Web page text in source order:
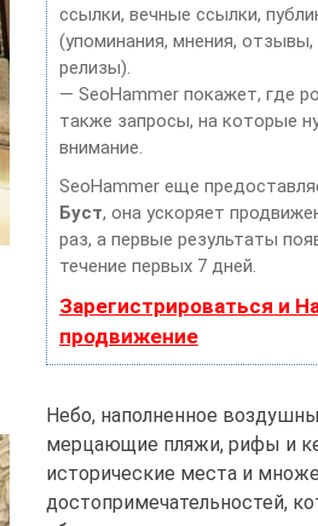
ссылки, вечные ссылки,
(упоминания, мнения, отзывы,
релизы).
— SeoHammer покажет, где
также запросы, на которые
внимание.
SeoHammer еще
Буст, она ускоряет
раз, а первые результаты
течение первых 7 дней.
Зарегистрироваться и
продвижение
Небо, наполненное
мерцающие пляжи, рифы и
исторические места и
достопримечательностей,